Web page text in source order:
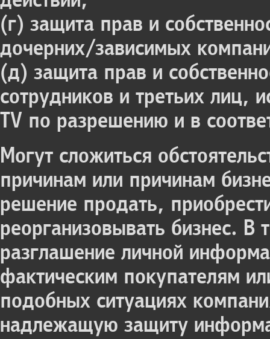
(г) защита прав и
дочерних/зависимых
(д) защита прав и
сотрудников и третьих лиц,
TV по разрешению и в
Могут сложиться
причинам или причинам
решение продать,
реорганизовывать бизнес. В
разглашение личной
фактическим покупателям
подобных ситуациях
надлежащую защиту